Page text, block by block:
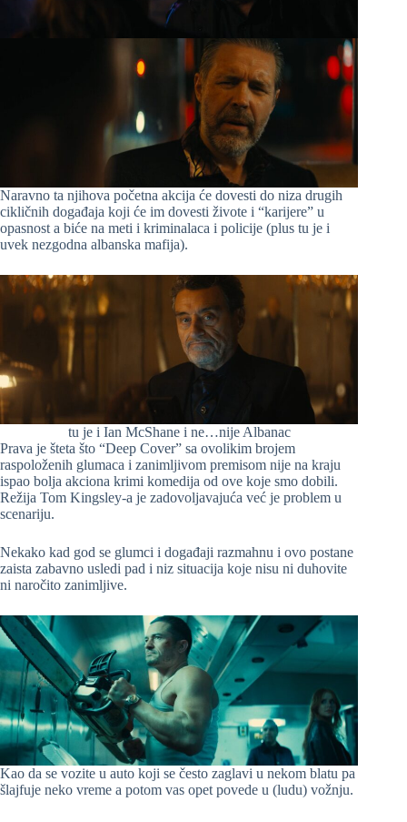
Naravno ta njihova početna akcija će dovesti do niza drugih
cikličnih događaja koji će im dovesti živote i “karijere” u
opasnost a biće na meti i kriminalaca i policije (plus tu je i
uvek nezgodna albanska mafija).
tu je i Ian McShane i ne…nije Albanac
Prava je šteta što “Deep Cover” sa ovolikim brojem
raspoloženih glumaca i zanimljivom premisom nije na kraju
ispao bolja akciona krimi komedija od ove koje smo dobili.
Režija Tom Kingsley-a je zadovoljavajuća već je problem u
scenariju.
Nekako kad god se glumci i događaji razmahnu i ovo postane
zaista zabavno usledi pad i niz situacija koje nisu ni duhovite
ni naročito zanimljive.
Kao da se vozite u auto koji se često zaglavi u nekom blatu pa
šlajfuje neko vreme a potom vas opet povede u (ludu) vožnju.